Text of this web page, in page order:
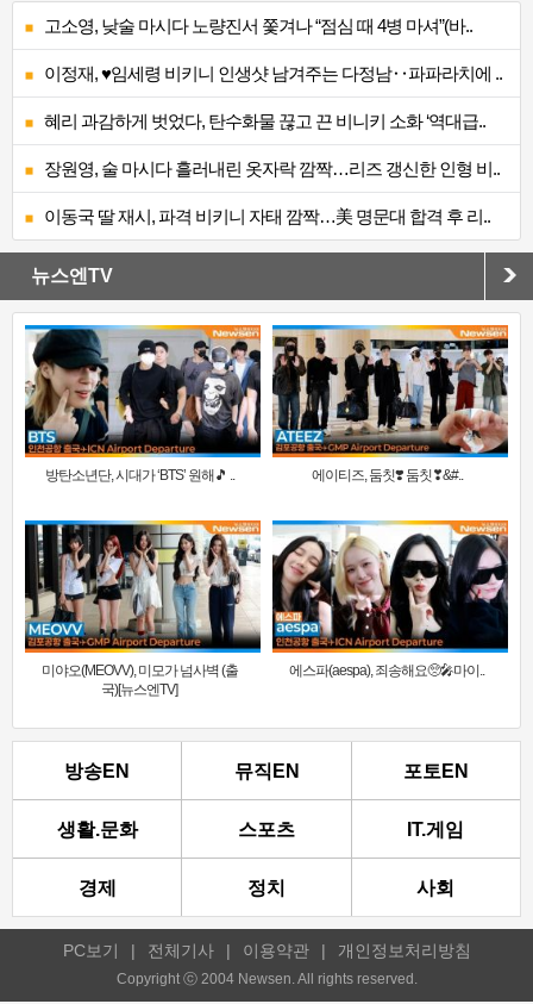
고소영, 낮술 마시다 노량진서 쫓겨나 “점심 때 4병 마셔”(바..
이정재, ♥임세령 비키니 인생샷 남겨주는 다정남‥파파라치에 ..
혜리 과감하게 벗었다, 탄수화물 끊고 끈 비니키 소화 ‘역대급..
장원영, 술 마시다 흘러내린 옷자락 깜짝…리즈 갱신한 인형 비..
이동국 딸 재시, 파격 비키니 자태 깜짝…美 명문대 합격 후 리..
뉴스엔TV
방탄소년단, 시대가 ‘BTS’ 원해🎵 .. 에이티즈, 둠칫❣️ 둠칫❣&#..
미야오(MEOVV), 미모가 넘사벽 (출
국)[뉴스엔TV]
에스파(aespa), 죄송해요🥺🎤마이..
방송EN 뮤직EN 포토EN
생활.문화 스포츠 IT.게임
경제 정치 사회
PC보기 | 전체기사 | 이용약관 | 개인정보처리방침
Copyright ⓒ 2004 Newsen. All rights reserved.